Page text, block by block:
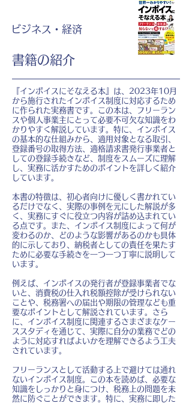
ビジネス・経済
書籍の紹介
『インボイスにそなえる本』は、2023年10月
から施行されたインボイス制度に対応するため
に作られた実務書です。この本は、フリーラン
スや個人事業主にとって必要不可欠な知識をわ
かりやすく解説しています。特に、インボイス
の基本的な仕組みから、適用対象となる取引、
登録番号の取得方法、適格請求書発行事業者と
しての登録手続きなど、制度をスムーズに理解
し、実務に活かすためのポイントを詳しく紹介
しています。
本書の特徴は、初心者向けに優しく書かれてい
るだけでなく、実際の事例を元にした解説が多
く、実務にすぐに役立つ内容が詰め込まれてい
る点です。また、インボイス制度によって何が
変わるのか、どのような影響があるのかも具体
的に示しており、納税者としての責任を果たす
ために必要な手続きを一つ一つ丁寧に説明して
います。
例えば、インボイスの発行者が登録事業者でな
いと、消費税の仕入れ税額控除が受けられない
ことや、税務署への届出や期限の管理なども重
要なポイントとして解説されています。さら
に、インボイス制度に関連するさまざまなケー
ススタディを通じて、実際に自分の業務でどの
ように対応すればよいかを理解できるよう工夫
されています。
フリーランスとして活動する上で避けては通れ
ないインボイス制度。この本を読めば、必要な
知識をしっかりと身につけ、税務上の問題を未
然に防ぐことができます。特に、実務に即した